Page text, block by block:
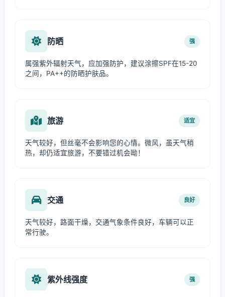
防晒 强
属强紫外辐射天气，应加强防护，建议涂擦SPF在15-20
之间，PA++的防晒护肤品。
旅游 适宜
天气较好，但丝毫不会影响您的心情。微风，虽天气稍
热，却仍适宜旅游，不要错过机会呦！
交通 良好
天气较好，路面干燥，交通气象条件良好，车辆可以正
常行驶。
紫外线强度 强